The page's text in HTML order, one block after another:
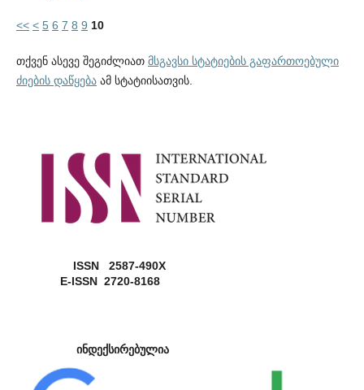
<< < 5 6 7 8 9 10
თქვენ ასევე შეგიძლიათ მსგავსი სტატიების გაფართოებული
ძიების დაწყებაამ სტატიისათვის.
ISSN 2587-490X
E-ISSN 2720-8168
ინდექსირებულია